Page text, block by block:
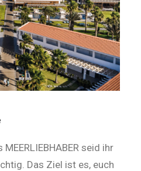
seid ihr
Das Ziel ist es, euch